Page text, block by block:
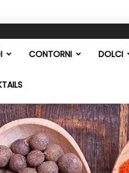
CONTORNI DOLCI